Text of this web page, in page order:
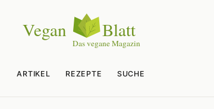
ARTIKEL REZEPTE SUCHE